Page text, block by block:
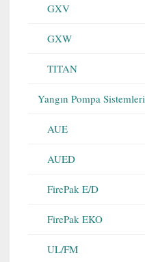
GXV
GXW
TITAN
Yangın Pompa Sistemleri
AUE
AUED
FirePak E/D
FirePak EKO
UL/FM